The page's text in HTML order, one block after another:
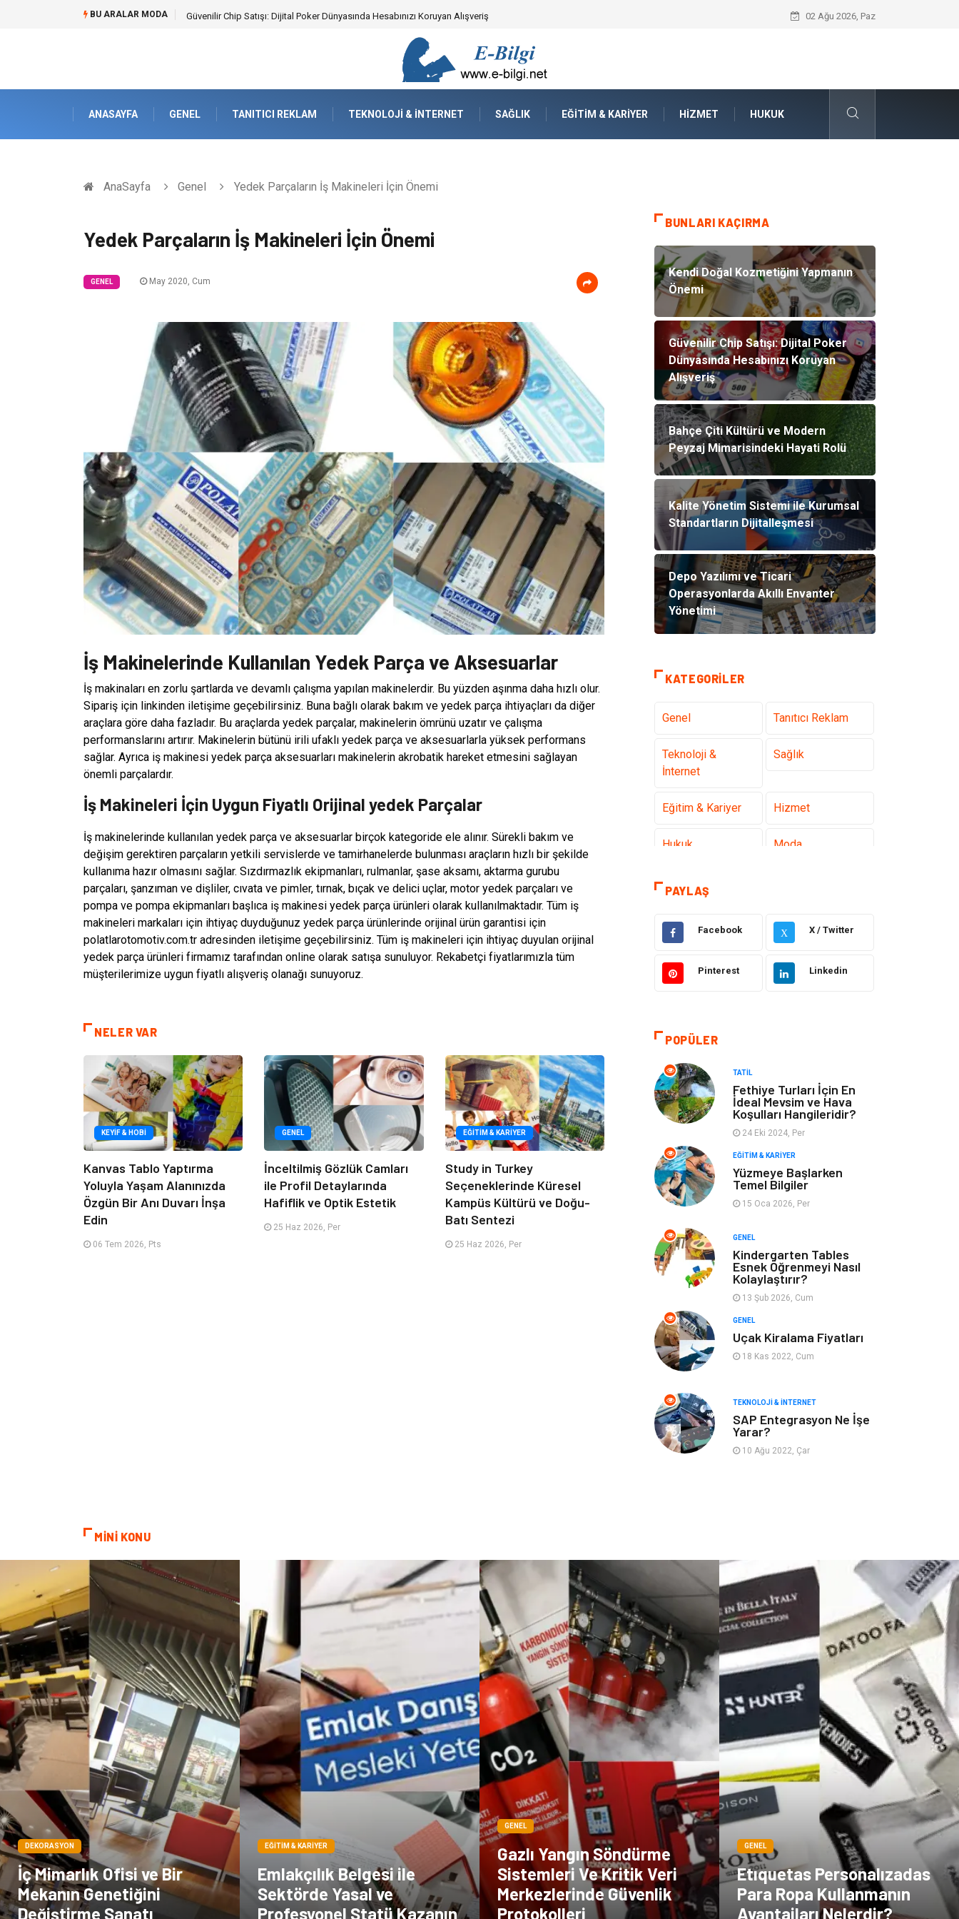
BU ARALAR MODA Bahçe Çiti Kültürü ve Modern Peyzaj Mimarisindeki Hayati Rolü Kalite Yönetim Sistemi ile Kurumsal
02 Ağu 2026, Paz
ANASAYFA GENEL TANITICI REKLAM TEKNOLOJI & İNTERNET SAĞLIK EĞITIM & KARIYER HIZMET HUKUK
AnaSayfa Genel Yedek Parçaların İş Makineleri İçin Önemi
Yedek Parçaların İş Makineleri İçin Önemi
GENEL May 2020, Cum
İş Makinelerinde Kullanılan Yedek Parça ve Aksesuarlar
İş makinaları en zorlu şartlarda ve devamlı çalışma yapılan makinelerdir. Bu yüzden aşınma daha hızlı olur.
Sipariş için linkinden iletişime geçebilirsiniz. Buna bağlı olarak bakım ve yedek parça ihtiyaçları da diğer
araçlara göre daha fazladır. Bu araçlarda yedek parçalar, makinelerin ömrünü uzatır ve çalışma
performanslarını artırır. Makinelerin bütünü irili ufaklı yedek parça ve aksesuarlarla yüksek performans
sağlar. Ayrıca iş makinesi yedek parça aksesuarları makinelerin akrobatik hareket etmesini sağlayan
önemli parçalardır.
İş Makineleri İçin Uygun Fiyatlı Orijinal yedek Parçalar
İş makinelerinde kullanılan yedek parça ve aksesuarlar birçok kategoride ele alınır. Sürekli bakım ve
değişim gerektiren parçaların yetkili servislerde ve tamirhanelerde bulunması araçların hızlı bir şekilde
kullanıma hazır olmasını sağlar. Sızdırmazlık ekipmanları, rulmanlar, şase aksamı, aktarma gurubu
parçaları, şanzıman ve dişliler, cıvata ve pimler, tırnak, bıçak ve delici uçlar, motor yedek parçaları ve
pompa ve pompa ekipmanları başlıca iş makinesi yedek parça ürünleri olarak kullanılmaktadır. Tüm iş
makineleri markaları için ihtiyaç duyduğunuz yedek parça ürünlerinde orijinal ürün garantisi için
polatlarotomotiv.com.tr adresinden iletişime geçebilirsiniz. Tüm iş makineleri için ihtiyaç duyulan orijinal
yedek parça ürünleri firmamız tarafından online olarak satışa sunuluyor. Rekabetçi fiyatlarımızla tüm
müşterilerimize uygun fiyatlı alışveriş olanağı sunuyoruz.
NELER VAR
KEYIF & HOBI
Kanvas Tablo Yaptırma
Yoluyla Yaşam Alanınızda
Özgün Bir Anı Duvarı İnşa
Edin
06 Tem 2026, Pts
GENEL
İnceltilmiş Gözlük Camları
ile Profil Detaylarında
Hafiflik ve Optik Estetik
25 Haz 2026, Per
EĞITIM & KARIYER
Study in Turkey
Seçeneklerinde Küresel
Kampüs Kültürü ve Doğu-
Batı Sentezi
25 Haz 2026, Per
BUNLARI KAÇIRMA
Kendi Doğal Kozmetiğini Yapmanın
Önemi
Güvenilir Chip Satışı: Dijital Poker
Dünyasında Hesabınızı Koruyan
Alışveriş
Bahçe Çiti Kültürü ve Modern
Peyzaj Mimarisindeki Hayati Rolü
Kalite Yönetim Sistemi ile Kurumsal
Standartların Dijitalleşmesi
Depo Yazılımı ve Ticari
Operasyonlarda Akıllı Envanter
Yönetimi
KATEGORILER
Genel Tanıtıcı Reklam
Teknoloji &
İnternet
Sağlık
Eğitim & Kariyer Hizmet
Hukuk Moda
Gündem
Genel Kültür
Metal Evlilik Rehberi
Finans & Ekonomi
Yeme & İçme Anne & Çocuk
Ev İşleri Gayrimenkul
Organizasyon
Astroloji Aksesuar
Mobilya
Bebek Giyim saç dökülmesi
saç bakımı
kozmetiğin püf
noktaları
Spor Malzemeleri
PAYLAŞ
Facebook X X / Twitter
Pinterest Linkedin
POPÜLER
TATIL
Fethiye Turları İçin En
İdeal Mevsim ve Hava
Koşulları Hangileridir?
24 Eki 2024, Per
EĞITIM & KARIYER
Yüzmeye Başlarken
Temel Bilgiler
15 Oca 2026, Per
GENEL
Kindergarten Tables
Esnek Öğrenmeyi Nasıl
Kolaylaştırır?
13 Şub 2026, Cum
GENEL
Uçak Kiralama Fiyatları
18 Kas 2022, Cum
TEKNOLOJI & İNTERNET
SAP Entegrasyon Ne İşe
Yarar?
10 Ağu 2022, Çar
MİNİ KONU
DEKORASYON
İç Mimarlık Ofisi ve Bir
Mekanın Genetiğini
Değiştirme Sanatı
EĞITIM & KARIYER
Emlakçılık Belgesi ile
Sektörde Yasal ve
Profesyonel Statü Kazanın
GENEL
Gazlı Yangın Söndürme
Sistemleri Ve Kritik Veri
Merkezlerinde Güvenlik
Protokolleri
GENEL
Etıquetas Personalızadas
Para Ropa Kullanmanın
Avantajları Nelerdir?